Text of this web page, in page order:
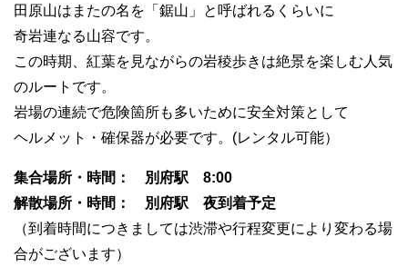
田原山はまたの名を「鋸山」と呼ばれるくらいに
奇岩連なる山容です。
この時期、紅葉を見ながらの岩稜歩きは絶景を楽しむ人気
のルートです。
岩場の連続で危険箇所も多いために安全対策として
ヘルメット・確保器が必要です。(レンタル可能）
集合場所・時間： 別府駅 8:00
解散場所・時間： 別府駅 夜到着予定
（到着時間につきましては渋滞や行程変更により変わる場
合がございます）